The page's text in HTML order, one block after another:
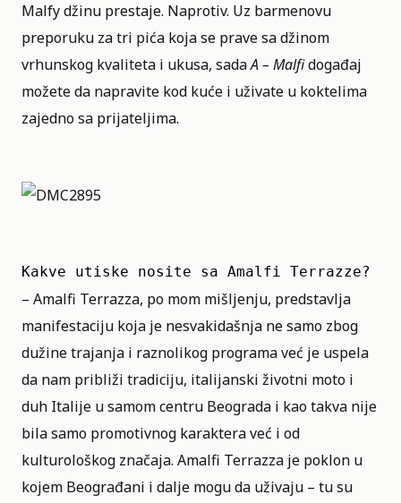
Malfy džinu prestaje. Naprotiv. Uz barmenovu
preporuku za tri pića koja se prave sa džinom
vrhunskog kvaliteta i ukusa, sadaA – Malfidogađaj
možete da napravite kod kuće i uživate u koktelima
zajedno sa prijateljima.
Kakve utiske nosite sa Amalfi Terrazze?
– Amalfi Terrazza, po mom mišljenju, predstavlja
manifestaciju koja je nesvakidašnja ne samo zbog
dužine trajanja i raznolikog programa već je uspela
da nam približi tradiciju, italijanski životni moto i
duh Italije u samom centru Beograda i kao takva nije
bila samo promotivnog karaktera već i od
kulturološkog značaja. Amalfi Terrazza je poklon u
kojem Beograđani i dalje mogu da uživaju – tu su